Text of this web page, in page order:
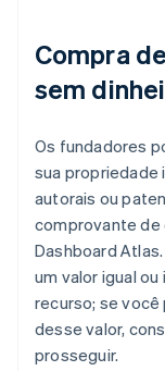
Compra
sem
Os fundadores
sua
autorais ou
comprovante de
Dashboard
um valor igual
recurso; se
desse valor,
prosseguir.